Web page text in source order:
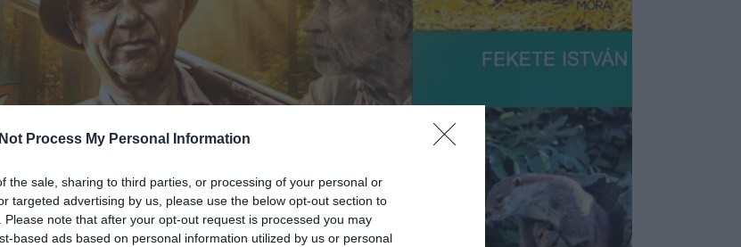
Process My Personal Information
the sale, sharing to third parties, or processing of your personal or
targeted advertising by us, please use the below opt-out section to
Please note that after your opt-out request is processed you may
based ads based on personal information utilized by us or personal